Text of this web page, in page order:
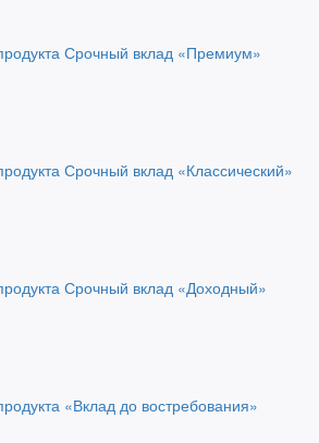
Срочный вклад «Премиум»
Срочный вклад «Классический»
Срочный вклад «Доходный»
«Вклад до востребования»